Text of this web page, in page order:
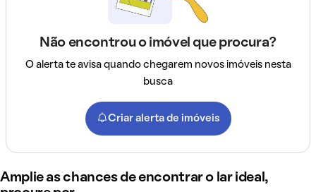
Não encontrou o imóvel que procura?
O alerta te avisa quando chegarem novos imóveis nesta
busca
Criar alerta de imóveis
Amplie as chances de encontrar o lar ideal,